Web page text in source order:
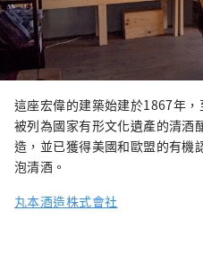
這座宏偉的建築始建於1867年
被列為國家有形文化遺產的清酒
造，並已獲得美國和歐盟的有機
泡清酒。
丸本酒造株式會社